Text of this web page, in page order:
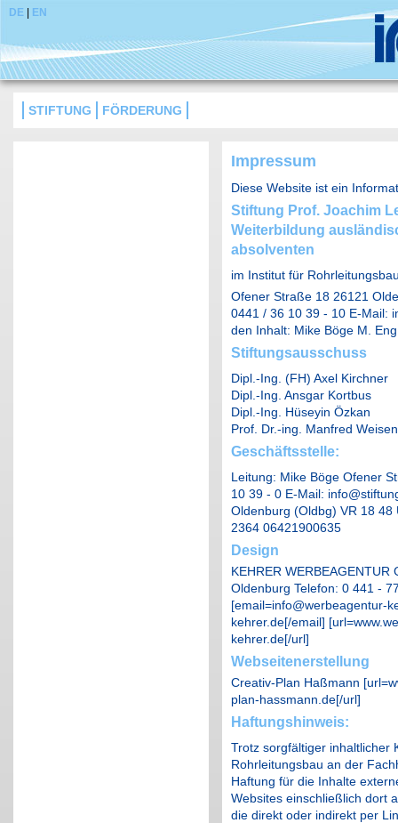
DE EN
STIFTUNG FÖRDERUNG
Impressum
Diese Website ist ein
Stiftung Prof. Joachim
Weiterbildung
absolventen
im Institut für
Ofener Straße 18 26121
0441 / 36 10 39 - 10 E-Mail:
den Inhalt: Mike Böge M.
Stiftungsausschuss
Dipl.-Ing. (FH) Axel Kirchner
Dipl.-Ing. Ansgar Kortbus
Dipl.-Ing. Hüseyin Özkan
Prof. Dr.-ing. Manfred
Geschäftsstelle:
Leitung: Mike Böge Ofener
10 39 - 0 E-Mail:
Oldenburg (Oldbg) VR 18 48
2364 06421900635
Design
KEHRER
Oldenburg Telefon: 0 441 -
[email=info@werbeagentur-
kehrer.de[/email]
kehrer.de[/url]
Webseitenerstellung
Creativ-Plan Haßmann
plan-hassmann.de[/url]
Haftungshinweis:
Trotz sorgfältiger inhaltlicher
Rohrleitungsbau an der
Haftung für die Inhalte
Websites einschließlich dort
die direkt oder indirekt per